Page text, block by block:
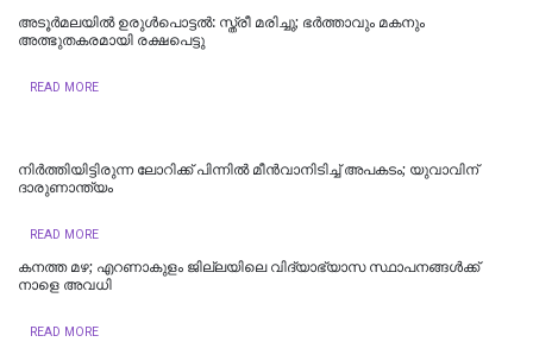
അടൂർമലയില്‍ ഉരുൾപൊട്ടൽ: സ്ത്രീ മരിച്ചു; ഭർത്താവും മകനും
അത്ഭുതകരമായി രക്ഷപെട്ടു
READ MORE
നിർത്തിയിട്ടിരുന്ന ലോറിക്ക് പിന്നിൽ മീൻവാനിടിച്ച് അപകടം; യുവാവിന്
ദാരുണാന്ത്യം
READ MORE
കനത്ത മഴ; എറണാകുളം ജില്ലയിലെ വിദ്യാഭ്യാസ സ്ഥാപനങ്ങൾക്ക്
നാളെ അവധി
READ MORE